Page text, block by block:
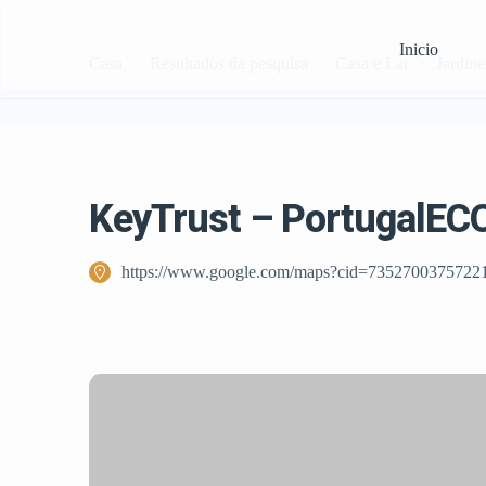
Inicio
KeyTrust –
https://www.google.com/